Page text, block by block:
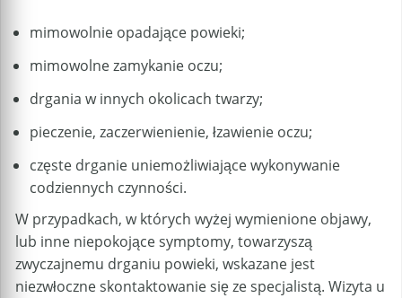
mimowolnie opadające powieki;
mimowolne zamykanie oczu;
drgania w innych okolicach twarzy;
pieczenie, zaczerwienienie, łzawienie oczu;
częste drganie uniemożliwiające wykonywanie
codziennych czynności.
W przypadkach, w których wyżej wymienione objawy,
lub inne niepokojące symptomy, towarzyszą
zwyczajnemu drganiu powieki, wskazane jest
niezwłoczne skontaktowanie się ze specjalistą. Wizyta u